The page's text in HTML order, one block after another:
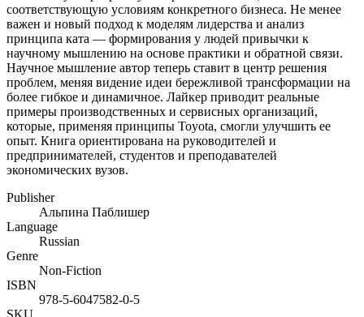
соответствующую условиям конкретного бизнеса. Не менее
важен и новый подход к моделям лидерства и анализ
принципа ката — формирования у людей привычки к
научному мышлению на основе практики и обратной связи.
Научное мышление автор теперь ставит в центр решения
проблем, меняя видение идеи бережливой трансформации на
более гибкое и динамичное. Лайкер приводит реальные
примеры производственных и сервисных организаций,
которые, применяя принципы Toyota, смогли улучшить ее
опыт. Книга ориентирована на руководителей и
предпринимателей, студентов и преподавателей
экономических вузов.
Publisher
Альпина Паблишер
Language
Russian
Genre
Non-Fiction
ISBN
978-5-6047582-0-5
SKU